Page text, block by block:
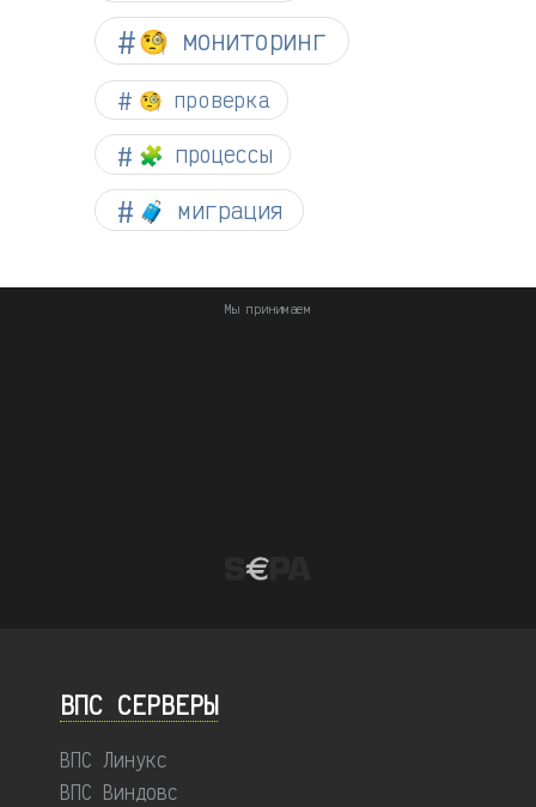
🧐 мониторинг
🧐 проверка
🧩 процессы
🧳 миграция
Мы принимаем
ВПС СЕРВЕРЫ
ВПС Линукс
ВПС Виндовс